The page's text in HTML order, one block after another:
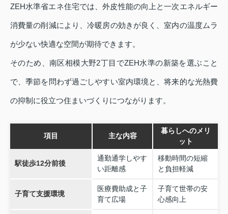
ZEH水準省エネ住宅では、外皮性能の向上と一次エネルギー
消費量の削減により、冷暖房の効きが良く、室内の温度ムラ
が少ない快適な空間が期待できます。
そのため、南区相模大野2丁目でZEH水準の新築を選ぶこと
で、季節を問わず過ごしやすい室内環境と、将来的な光熱費
の抑制に役立つ住まいづくりにつながります。
項目 主な内容
暮らしへのメリ
ット
駅徒歩12分前後
通勤通学しやす
い距離感
移動時間の短縮
と負担軽減
子育て支援環境
医療費助成と子
育て広場
子育て世帯の安
心感向上